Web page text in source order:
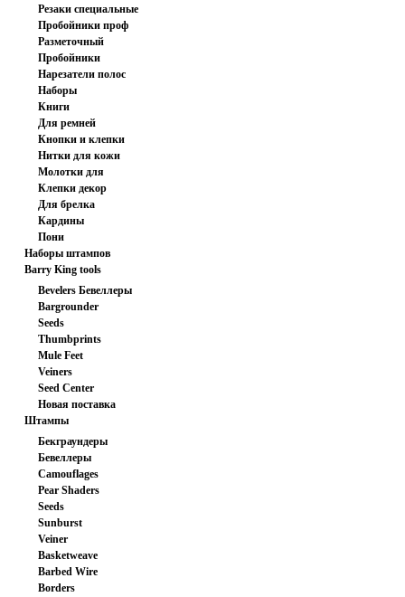
инструмент
Резаки специальные
Пробойники проф
Разметочный
инструмент
Пробойники
револьверные
Нарезатели полос
Наборы
пробойников
Книги
Для ремней
Кнопки и клепки
Нитки для кожи
Молотки для
штампов и...
Клепки декор
Для брелка
заготовка
Кардины
Пони
Наборы штампов
Barry King tools
Bevelers Бевеллеры
Bargrounder
Seeds
Thumbprints
Mule Feet
Veiners
Seed Center
Новая поставка
Штампы
Бекграундеры
Бевеллеры
Camouflages
Pear Shaders
Seeds
Sunburst
Veiner
Basketweave
Barbed Wire
Borders